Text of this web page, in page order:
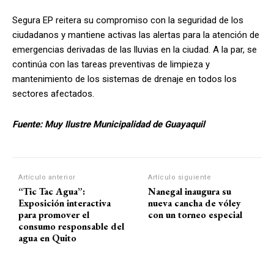
Segura EP reitera su compromiso con la seguridad de los
ciudadanos y mantiene activas las alertas para la atención de
emergencias derivadas de las lluvias en la ciudad. A la par, se
continúa con las tareas preventivas de limpieza y
mantenimiento de los sistemas de drenaje en todos los
sectores afectados.
Fuente: Muy Ilustre Municipalidad de Guayaquil
Artículo anterior
“Tic Tac Agua”:
Exposición interactiva
para promover el
consumo responsable del
agua en Quito
Artículo siguiente
Nanegal inaugura su
nueva cancha de vóley
con un torneo especial